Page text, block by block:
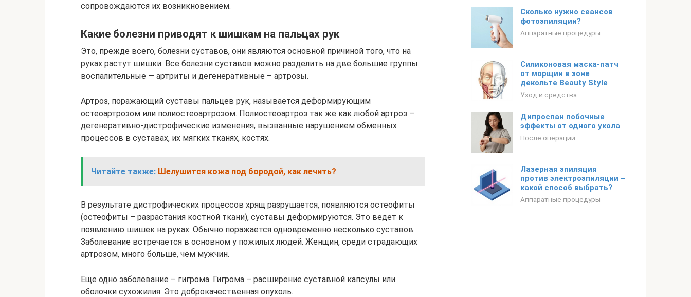
сопровождаются их возникновением.
Какие болезни приводят к шишкам на пальцах рук
Это, прежде всего, болезни суставов, они являются основной причиной того, что на
руках растут шишки. Все болезни суставов можно разделить на две большие группы:
воспалительные — артриты и дегенеративные – артрозы.
Артроз, поражающий суставы пальцев рук, называется деформирующим
остеоартрозом или полиостеоартрозом. Полиостеоартроз так же как любой артроз –
дегенеративно-дистрофические изменения, вызванные нарушением обменных
процессов в суставах, их мягких тканях, костях.
Читайте также: Шелушится кожа под бородой, как лечить?
В результате дистрофических процессов хрящ разрушается, появляются остеофиты
(остеофиты – разрастания костной ткани), суставы деформируются. Это ведет к
появлению шишек на руках. Обычно поражается одновременно несколько суставов.
Заболевание встречается в основном у пожилых людей. Женщин, среди страдающих
артрозом, много больше, чем мужчин.
Еще одно заболевание – гигрома. Гигрома – расширение суставной капсулы или
оболочки сухожилия. Это доброкачественная опухоль.
Сколько нужно сеансов
фотоэпиляции?
Аппаратные процедуры
Силиконовая маска-патч
от морщин в зоне
декольте Beauty Style
Уход и средства
Дипроспан побочные
эффекты от одного укола
После операции
Лазерная эпиляция
против электроэпиляции –
какой способ выбрать?
Аппаратные процедуры